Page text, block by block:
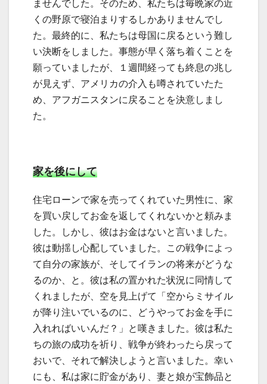
ませんでした。そのため、私たちは毎晩家の近
くの野原で寝泊まりするしかありませんでし
た。最終的に、私たちは母国に戻るという難し
い決断をしました。事態が早く落ち着くことを
願っていましたが、１週間経っても終息の兆し
が見えず、アメリカの介入も噂されていたた
め、アフガニスタンに戻ることを決意しまし
た。
家を後にして
住宅ローンで家を売ってくれていた男性に、家
を買い戻してお金を返してくれないかと頼みま
した。しかし、彼はお金はないと言いました。
彼は動揺し心配していました。この戦争によっ
て自分の家族が、そしてイランの将来がどうな
るのか、と。彼は私の置かれた状況に同情して
くれましたが、空を見上げて「空からミサイル
が降り注いでいるのに、どうやってお金を手に
入れればいいんだ？」と嘆きました。彼は私た
ちの旅の成功を祈り、戦争が終わったら戻って
おいで、それで解決しようと言いました。幸い
にも、私は家に貯金があり、妻と娘が宝飾品と